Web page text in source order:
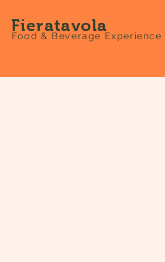
Fieratavola
Food & Beverage Experience